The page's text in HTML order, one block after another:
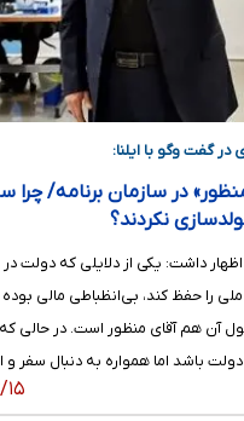
گفت وگو با ایلنا:
نکردند؟
داشت: یکی از دلایلی که دولت
را حفظ کند، بی‌انظباطی مالی
آن هم آقای منظور است. در حالی که
باشد اما همواره به دنبال سفر و